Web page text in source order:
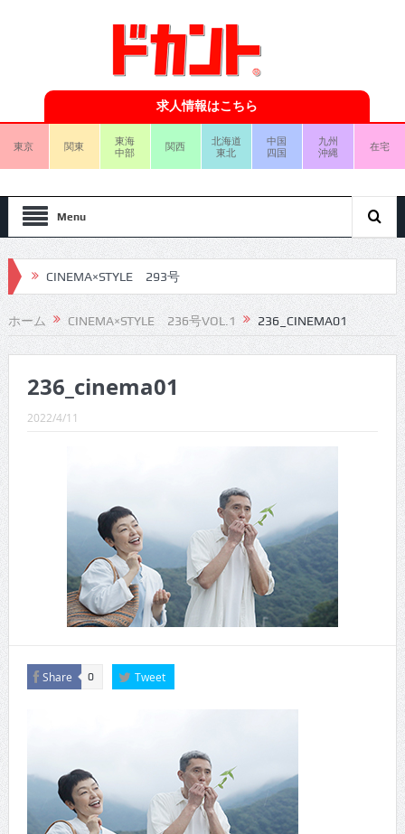
求人情報はこちら
東京 関東
東海
中部
関西
北海道
東北
中国
四国
九州
沖縄
在宅
Menu
CINEMA×STYLE 293号
CINEMA×STYLE 292号
CINEMA×STYLE 291号
CINEMA×STYLE 290号
CINEMA×STYLE 289号
CINEMA×STYLE 286号
CINEMA×STYLE 285号
CINEMA×STYLE 294号
ホーム CINEMA×STYLE 236号VOL.1 236_CINEMA01
236_cinema01
2022/4/11
Share 0 Tweet